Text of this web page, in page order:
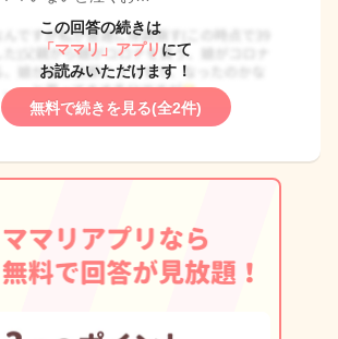
この回答の続きは
「ママリ」アプリ にて
お読みいただけます！
無料で続きを見る(全2件)